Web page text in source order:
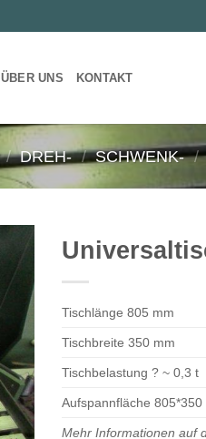
ÜBER UNS KONTAKT
/ DREH- / SCHWENK- /
Tischlänge 805 mm
Tischbreite 350 mm
Tischbelastung ? ~ 0,3 t
Aufspannfläche 805*350
Mehr Informationen auf